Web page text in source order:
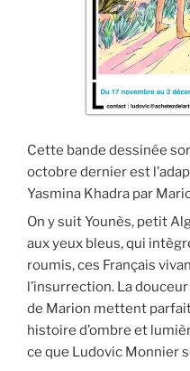
Cette bande dessinée
octobre dernier est
Yasmina Khadra par
On y suit Younès, petit
aux yeux bleus, qui
roumis, ces Français
l’insurrection. La
de Marion mettent
histoire d’ombre et
ce que Ludovic Monnier